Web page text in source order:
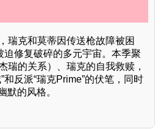
瑞克和莫蒂因传送枪故障被困
迫修复破碎的多元宇宙。本季聚
瑞的关系）、瑞克的自我救赎，
和反派“瑞克Prime”的伏笔，同时
默的风格。